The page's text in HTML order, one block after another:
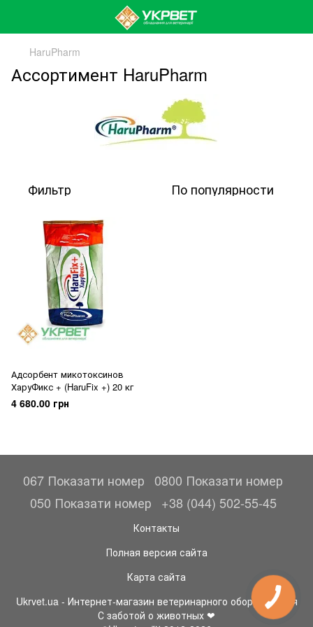
HaruPharm
Ассортимент HaruPharm
Фильтр По популярности
Адсорбент микотоксинов
ХаруФикс + (HaruFix +) 20 кг
4 680.00 грн
067 Показати номер
0800 Показати номер
050 Показати номер
+38 (044) 502-55-45
Контакты
Полная версия сайта
Карта сайта
Ukrvet.ua - Интернет-магазин ветеринарного оборудования
С заботой о животных ❤